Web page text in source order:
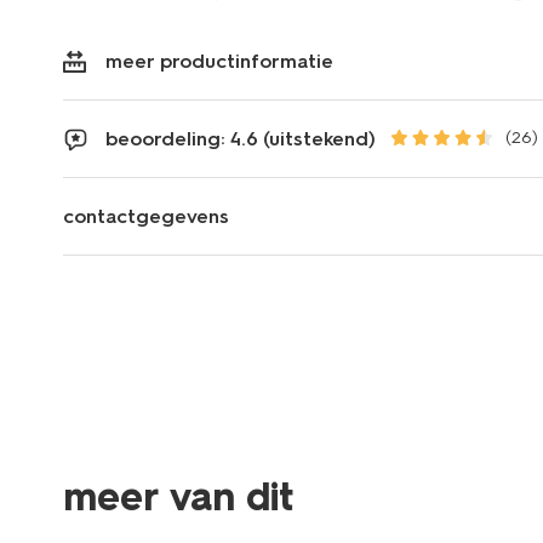
meer productinformatie
beoordeling: 4.6 (uitstekend) (26)
contactgegevens
meer van dit